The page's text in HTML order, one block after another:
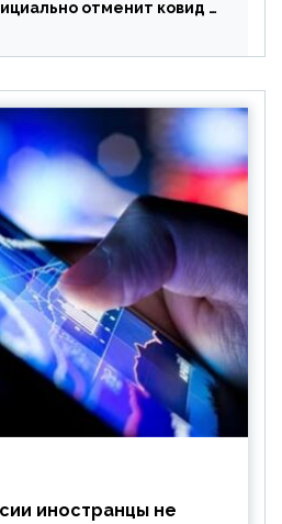
отменит ковид и
иностранцы не